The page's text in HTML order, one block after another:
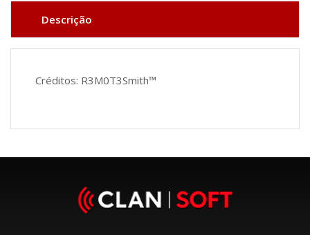
Descrição
Créditos: R3M0T3Smith™